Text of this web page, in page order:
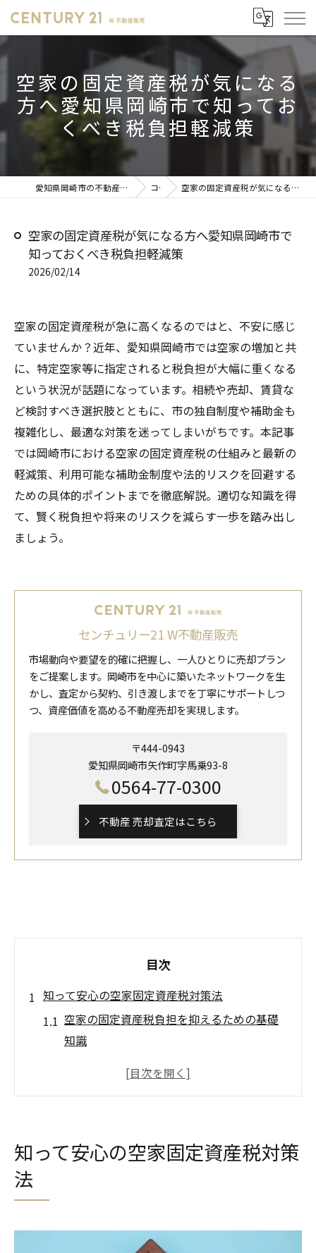
空家の固定資産税が気になる
方へ愛知県岡崎市で知ってお
くべき税負担軽減策
愛知県岡崎市の不動産売却ならセンチュリー21 W不動産販売 コラム 空家の固定資産税が気になる方へ愛知県岡崎市で知っておくべき税負担軽減策
空家の固定資産税が気になる方へ愛知県岡崎市で
知っておくべき税負担軽減策
2026/02/14
空家の固定資産税が急に高くなるのではと、不安に感じ
ていませんか？近年、愛知県岡崎市では空家の増加と共
に、特定空家等に指定されると税負担が大幅に重くなる
という状況が話題になっています。相続や売却、賃貸な
ど検討すべき選択肢とともに、市の独自制度や補助金も
複雑化し、最適な対策を迷ってしまいがちです。本記事
では岡崎市における空家の固定資産税の仕組みと最新の
軽減策、利用可能な補助金制度や法的リスクを回避する
ための具体的ポイントまでを徹底解説。適切な知識を得
て、賢く税負担や将来のリスクを減らす一歩を踏み出し
ましょう。
センチュリー21 W不動産販売
市場動向や要望を的確に把握し、一人ひとりに売却プラン
をご提案します。岡崎市を中心に築いたネットワークを生
かし、査定から契約、引き渡しまでを丁寧にサポートしつ
つ、資産価値を高める不動産売却を実現します。
〒444-0943
愛知県岡崎市矢作町字馬乗93-8
0564-77-0300
不動産 売却査定はこちら
目次
知って安心の空家固定資産税対策法
空家の固定資産税負担を抑えるための基礎
知識
空家を放置した場合の税金デメリットと対
底解説
愛知県岡崎市における空家税負担の現実
岡崎市空家の固定資産税が高くなる実情を
知って安心の空家固定資産税対策
法